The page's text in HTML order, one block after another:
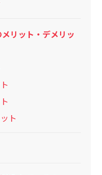
リット・デメリッ
ト